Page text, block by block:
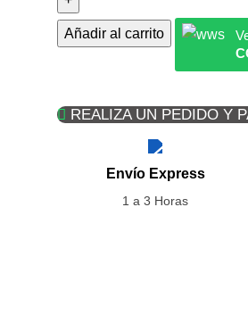
Añadir al carrito
REALIZA UN PEDIDO Y
Envío Express
1 a 3 Horas